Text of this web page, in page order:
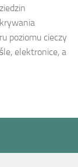
poziomu cieczy
elektronice, a